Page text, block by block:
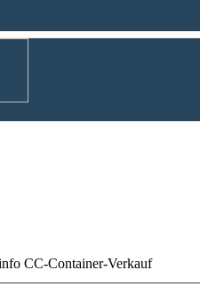
CC-Container-Verkauf